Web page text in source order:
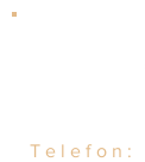
Telefon: